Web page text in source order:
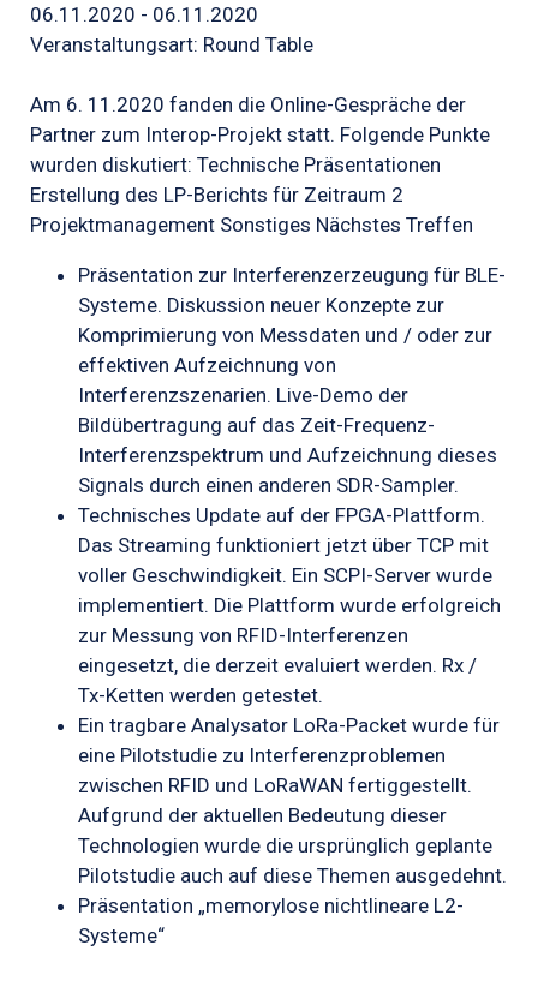
06.11.2020 - 06.11.2020
Veranstaltungsart: Round Table
Am 6. 11.2020 fanden die Online-Gespräche der
Partner zum Interop-Projekt statt. Folgende Punkte
wurden diskutiert: Technische Präsentationen
Erstellung des LP-Berichts für Zeitraum 2
Projektmanagement Sonstiges Nächstes Treffen
Präsentation zur Interferenzerzeugung für BLE-
Systeme. Diskussion neuer Konzepte zur
Komprimierung von Messdaten und / oder zur
effektiven Aufzeichnung von
Interferenzszenarien. Live-Demo der
Bildübertragung auf das Zeit-Frequenz-
Interferenzspektrum und Aufzeichnung dieses
Signals durch einen anderen SDR-Sampler.
Technisches Update auf der FPGA-Plattform.
Das Streaming funktioniert jetzt über TCP mit
voller Geschwindigkeit. Ein SCPI-Server wurde
implementiert. Die Plattform wurde erfolgreich
zur Messung von RFID-Interferenzen
eingesetzt, die derzeit evaluiert werden. Rx /
Tx-Ketten werden getestet.
Ein tragbare Analysator LoRa-Packet wurde für
eine Pilotstudie zu Interferenzproblemen
zwischen RFID und LoRaWAN fertiggestellt.
Aufgrund der aktuellen Bedeutung dieser
Technologien wurde die ursprünglich geplante
Pilotstudie auch auf diese Themen ausgedehnt.
Präsentation „memorylose nichtlineare L2-
Systeme“